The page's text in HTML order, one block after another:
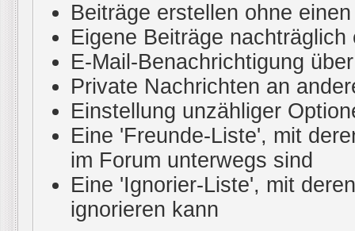
Beiträge erstellen ohne
Eigene Beiträge nachträglich
E-Mail-Benachrichtigung
Private Nachrichten an
Einstellung unzähliger
Eine 'Freunde-Liste', mit
im Forum unterwegs sind
Eine 'Ignorier-Liste', mit
ignorieren kann